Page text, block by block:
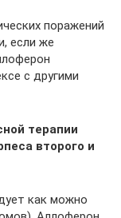
поражений
если же
с другими
терапии
второго и
как можно